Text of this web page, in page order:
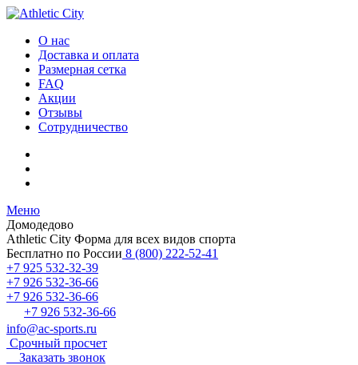
О нас
Доставка и оплата
Размерная сетка
FAQ
Акции
Отзывы
Сотрудничество
Меню
Домодедово
Athletic City Форма для всех видов спорта
Бесплатно по России 8 (800) 222-52-41
+7 925 532-32-39
+7 926 532-36-66
+7 926 532-36-66
+7 926 532-36-66
info@ac-sports.ru
Срочный просчет
Заказать звонок